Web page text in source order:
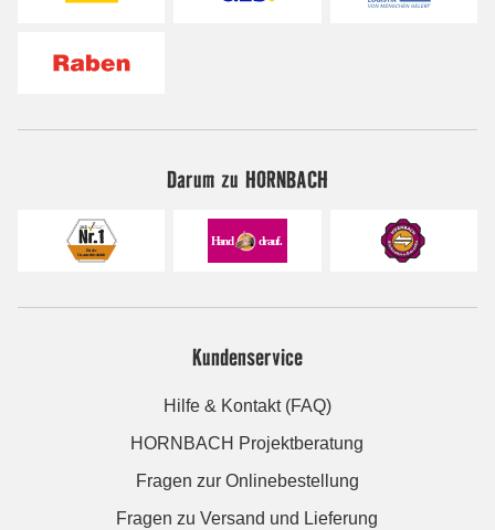
Darum zu HORNBACH
Kundenservice
Hilfe & Kontakt (FAQ)
HORNBACH Projektberatung
Fragen zur Onlinebestellung
Fragen zu Versand und Lieferung